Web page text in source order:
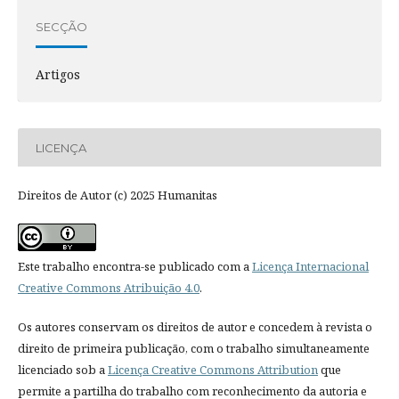
SECÇÃO
Artigos
LICENÇA
Direitos de Autor (c) 2025 Humanitas
Este trabalho encontra-se publicado com aLicença Internacional
Creative Commons Atribuição 4.0.
Os autores conservam os direitos de autor e concedem à revista o
direito de primeira publicação, com o trabalho simultaneamente
licenciado sob aLicença Creative Commons Attributionque
permite a partilha do trabalho com reconhecimento da autoria e